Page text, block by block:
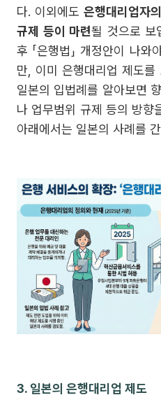
다. 이외에도은행대리업자
규제 등이 마련될 것으로 보
후 「은행법」 개정안이 나
만, 이미 은행대리업 제도
일본의 입법례를 알아보면
나 업무범위 규제 등의 방향
아래에서는 일본의 사례를
3. 일본의 은행대리업 제도